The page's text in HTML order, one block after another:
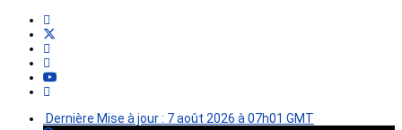
Dernière Mise à jour : 7 août 2026 à 07h01 GMT